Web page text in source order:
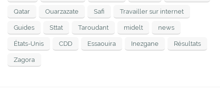
Qatar Ouarzazate Safi Travailler sur internet
Guides Sttat Taroudant midelt news
États-Unis CDD Essaouira Inezgane Résultats
Zagora